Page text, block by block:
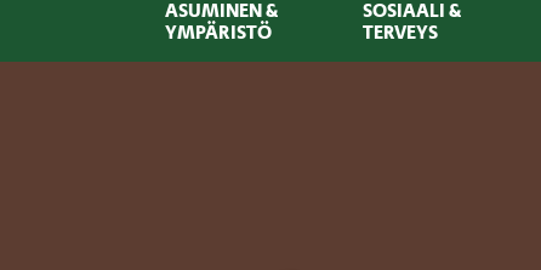
ASUMINEN &
YMPÄRISTÖ
SOSIAALI &
TERVEYS